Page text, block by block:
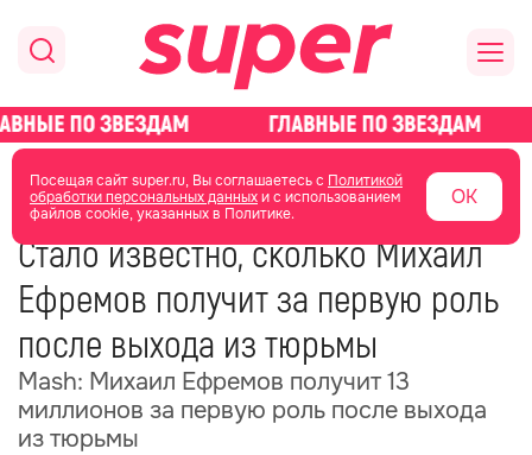
Посещая сайт super.ru, Вы соглашаетесь с Политикой
обработки персональных данныхи с использованием
файлов cookie, указанных в Политике.
ОК
главная новости о звездах новости
08 июня 2025 10:49
Стало известно, сколько Михаил
Ефремов получит за первую роль
после выхода из тюрьмы
Mash: Михаил Ефремов получит 13
миллионов за первую роль после выхода
из тюрьмы